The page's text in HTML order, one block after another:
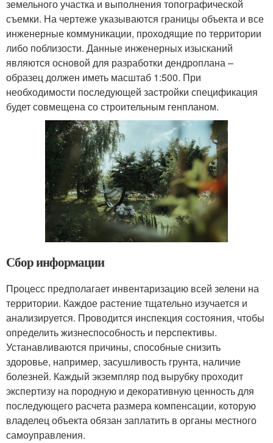
земельного участка и выполнения топографической
съемки. На чертеже указываются границы объекта и все
инженерные коммуникации, проходящие по территории
либо поблизости. Данные инженерных изысканий
являются основой для разработки дендроплана –
образец должен иметь масштаб 1:500. При
необходимости последующей застройки спецификация
будет совмещена со строительным генпланом.
Сбор информации
Процесс предполагает инвентаризацию всей зелени на
территории. Каждое растение тщательно изучается и
анализируется. Проводится инспекция состояния, чтобы
определить жизнеспособность и перспективы.
Устанавливаются причины, способные снизить
здоровье, например, засушливость грунта, наличие
болезней. Каждый экземпляр под вырубку проходит
экспертизу на породную и декоративную ценность для
последующего расчета размера компенсации, которую
владелец объекта обязан заплатить в органы местного
самоуправления.